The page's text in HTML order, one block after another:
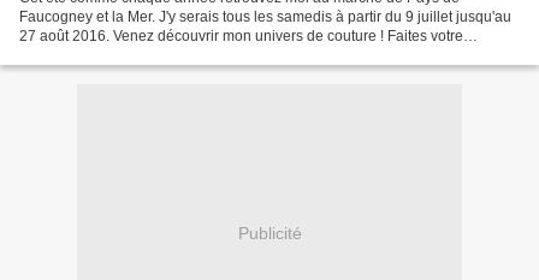
Faucogney et la Mer. J'y serais tous les samedis à partir du 9 juillet jusqu'au
27 août 2016. Venez découvrir mon univers de couture ! Faites votre
Publicité